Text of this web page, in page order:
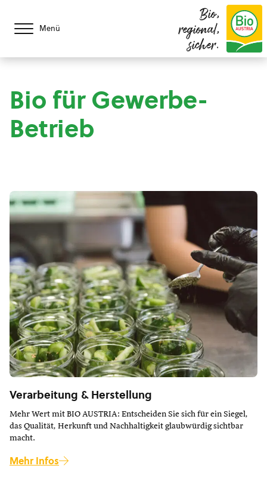
Menü
Bio,
regional,
sicher.
Bio für Gewerbe-
Betrieb
Verarbeitung & Herstellung
Mehr Wert mit BIO AUSTRIA: Entscheiden Sie sich für ein Siegel,
das Qualität, Herkunft und Nachhaltigkeit glaubwürdig sichtbar
macht.
Mehr Infos